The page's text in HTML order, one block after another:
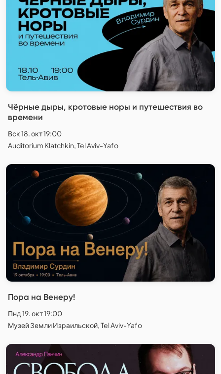
Чёрные дыры, кротовые норы и путешествия во
времени
Вск 18. окт 19:00
Auditorium Klatchkin, Tel Aviv-Yafo
Пора на Венеру!
Пнд 19. окт 19:00
Музей Земли Израильской, Tel Aviv-Yafo